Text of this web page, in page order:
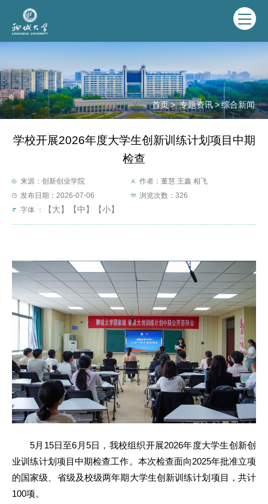
首页 > 专题资讯>综合新闻
学校开展2026年度大学生创新训练计划项目中期
检查
来源：创新创业学院
作者：董慧 王鑫 相飞
发布日期：2026-07-06
浏览次数：326
字体 ：
【大】 【中】 【小】
5月15日至6月5日，我校组织开展2026年度大学生创新创
业训练计划项目中期检查工作。本次检查面向2025年批准立项
的国家级、省级及校级两年期大学生创新训练计划项目，共计
100项。